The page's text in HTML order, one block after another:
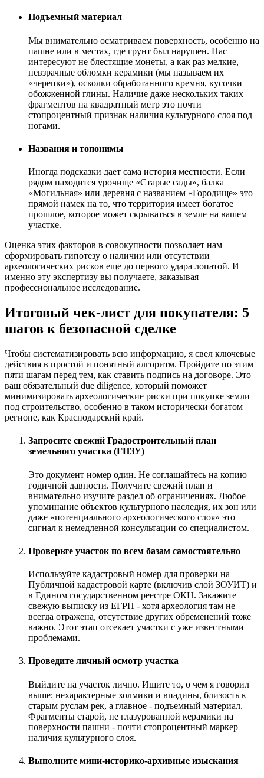
Подъемный материал
Мы внимательно осматриваем поверхность, особенно на
пашне или в местах, где грунт был нарушен. Нас
интересуют не блестящие монеты, а как раз мелкие,
невзрачные обломки керамики (мы называем их
«черепки»), осколки обработанного кремня, кусочки
обожженной глины. Наличие даже нескольких таких
фрагментов на квадратный метр это почти
стопроцентный признак наличия культурного слоя под
ногами.
Названия и топонимы
Иногда подсказки дает сама история местности. Если
рядом находится урочище «Старые сады», балка
«Могильная» или деревня с названием «Городище» это
прямой намек на то, что территория имеет богатое
прошлое, которое может скрываться в земле на вашем
участке.
Оценка этих факторов в совокупности позволяет нам
сформировать гипотезу о наличии или отсутствии
археологических рисков еще до первого удара лопатой. И
именно эту экспертизу вы получаете, заказывая
профессиональное исследование.
Итоговый чек-лист для покупателя: 5
шагов к безопасной сделке
Чтобы систематизировать всю информацию, я свел ключевые
действия в простой и понятный алгоритм. Пройдите по этим
пяти шагам перед тем, как ставить подпись на договоре. Это
ваш обязательный due diligence, который поможет
минимизировать археологические риски при покупке земли
под строительство, особенно в таком исторически богатом
регионе, как Краснодарский край.
Запросите свежий Градостроительный план
земельного участка (ГПЗУ)
Это документ номер один. Не соглашайтесь на копию
годичной давности. Получите свежий план и
внимательно изучите раздел об ограничениях. Любое
упоминание объектов культурного наследия, их зон или
даже «потенциального археологического слоя» это
сигнал к немедленной консультации со специалистом.
Проверьте участок по всем базам самостоятельно
Используйте кадастровый номер для проверки на
Публичной кадастровой карте (включив слой ЗОУИТ) и
в Едином государственном реестре ОКН. Закажите
свежую выписку из ЕГРН - хотя археология там не
всегда отражена, отсутствие других обременений тоже
важно. Этот этап отсекает участки с уже известными
проблемами.
Проведите личный осмотр участка
Выйдите на участок лично. Ищите то, о чем я говорил
выше: нехарактерные холмики и впадины, близость к
старым руслам рек, а главное - подъемный материал.
Фрагменты старой, не глазурованной керамики на
поверхности пашни - почти стопроцентный маркер
наличия культурного слоя.
Выполните мини-историко-архивные изыскания